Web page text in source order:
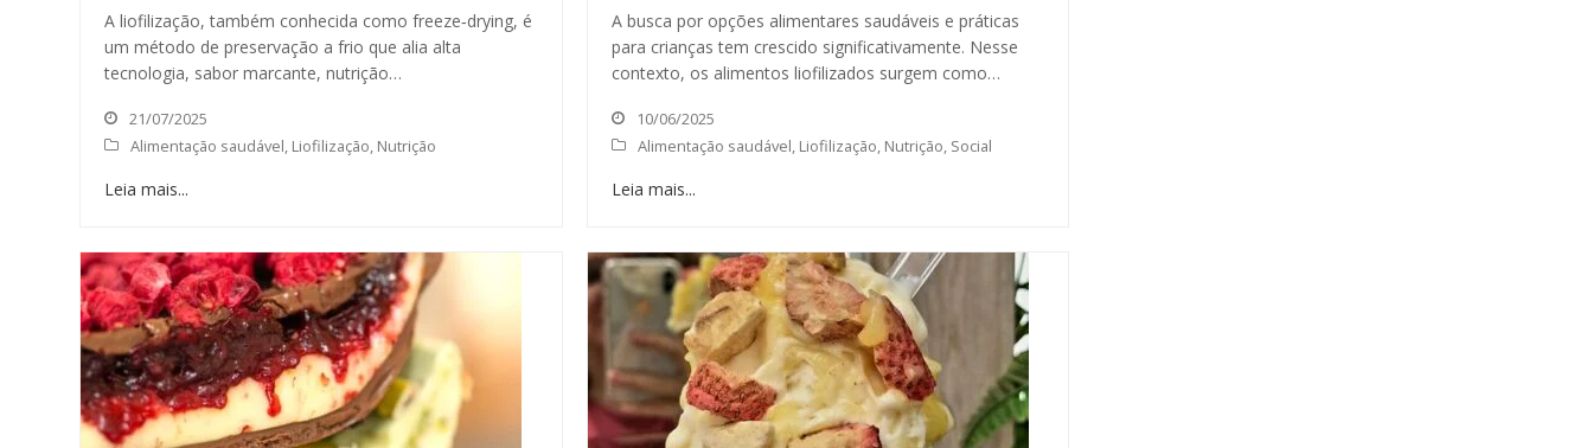
A liofilização, também conhecida como freeze‑drying, é
um método de preservação a frio que alia alta
tecnologia, sabor marcante, nutrição…
21/07/2025
Alimentação saudável, Liofilização, Nutrição
Leia mais...
A busca por opções alimentares saudáveis e práticas
para crianças tem crescido significativamente. Nesse
contexto, os alimentos liofilizados surgem como…
10/06/2025
Alimentação saudável, Liofilização, Nutrição, Social
Leia mais...